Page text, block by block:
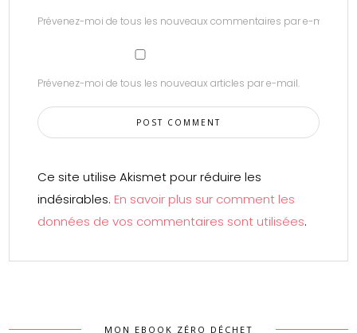
Prévenez-moi de tous les nouveaux commentaires par e-mail.
Prévenez-moi de tous les nouveaux articles par e-mail.
Ce site utilise Akismet pour réduire les
indésirables. En savoir plus sur comment les
données de vos commentaires sont utilisées.
MON EBOOK ZÉRO DÉCHET